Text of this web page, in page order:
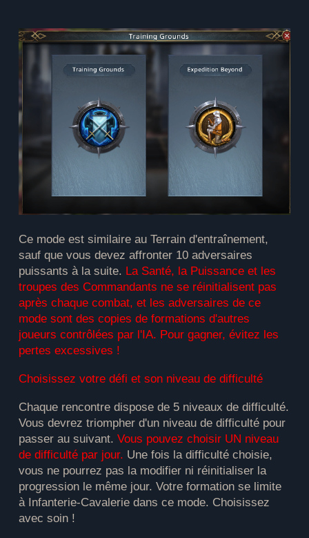
Ce mode est similaire au Terrain d'entraînement,
sauf que vous devez affronter 10 adversaires
puissants à la suite. La Santé, la Puissance et les
troupes des Commandants ne se réinitialisent pas
après chaque combat, et les adversaires de ce
mode sont des copies de formations d'autres
joueurs contrôlées par l'IA. Pour gagner, évitez les
pertes excessives !
Choisissez votre défi et son niveau de difficulté
Chaque rencontre dispose de 5 niveaux de difficulté.
Vous devrez triompher d'un niveau de difficulté pour
passer au suivant. Vous pouvez choisir UN niveau
de difficulté par jour. Une fois la difficulté choisie,
vous ne pourrez pas la modifier ni réinitialiser la
progression le même jour. Votre formation se limite
à Infanterie-Cavalerie dans ce mode. Choisissez
avec soin !